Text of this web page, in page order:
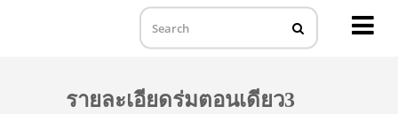
รายละเอียดร่มตอนเดียว3